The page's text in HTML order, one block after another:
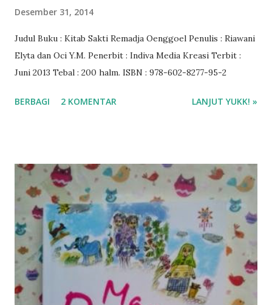
Desember 31, 2014
Judul Buku : Kitab Sakti Remadja Oenggoel Penulis : Riawani
Elyta dan Oci Y.M. Penerbit : Indiva Media Kreasi Terbit :
Juni 2013 Tebal : 200 halm. ISBN : 978-602-8277-95-2
BERBAGI 2 KOMENTAR LANJUT YUKK! »